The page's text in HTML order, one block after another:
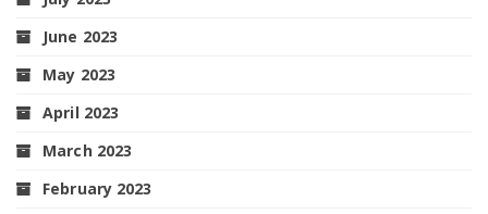
June 2023
May 2023
April 2023
March 2023
February 2023